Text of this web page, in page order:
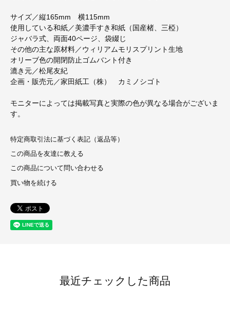
サイズ／縦165mm 横115mm
使用している和紙／美濃手すき和紙（国産楮、三椏）
ジャバラ式、両面40ページ、袋綴じ
その他の主な原材料／ウィリアムモリスプリント生地
オリーブ色の開閉防止ゴムバント付き
漉き元／松尾友紀
企画・販売元／家田紙工（株） カミノシゴト
モニターによっては掲載写真と実際の色が異なる場合がございま
す。
特定商取引法に基づく表記（返品等）
この商品を友達に教える
この商品について問い合わせる
買い物を続ける
最近チェックした商品